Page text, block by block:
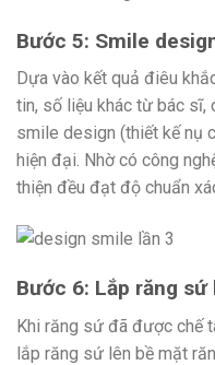
Bước 5: Smile
Dựa vào kết quả điêu
tin, số liệu khác từ bác sĩ,
smile design (thiết kế nụ
hiện đại. Nhờ có công
thiện đều đạt độ chuẩn
Bước 6: Lắp răng sứ
Khi răng sứ đã được chế
lắp răng sứ lên bề mặt